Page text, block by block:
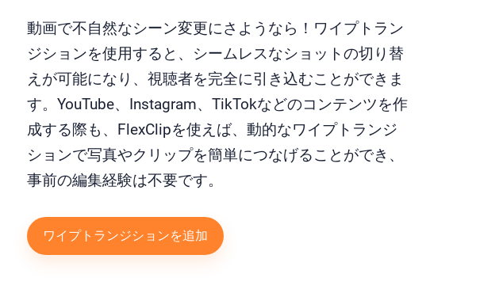
動画で不自然なシーン変更にさようなら！ワイプトラン
ジションを使用すると、シームレスなショットの切り替
えが可能になり、視聴者を完全に引き込むことができま
す。YouTube、Instagram、TikTokなどのコンテンツを作
成する際も、FlexClipを使えば、動的なワイプトランジ
ションで写真やクリップを簡単につなげることができ、
事前の編集経験は不要です。
ワイプトランジションを追加